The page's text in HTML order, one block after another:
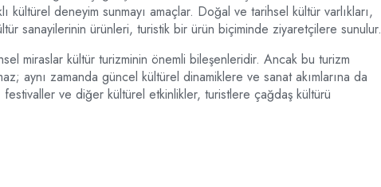
kültürel deneyim sunmayı amaçlar. Doğal ve tarihsel kültür varlıkları,
sanayilerinin ürünleri, turistik bir ürün biçiminde ziyaretçilere sunulur.
miraslar kültür turizminin önemli bileşenleridir. Ancak bu turizm
aynı zamanda güncel kültürel dinamiklere ve sanat akımlarına da
ve diğer kültürel etkinlikler, turistlere çağdaş kültürü